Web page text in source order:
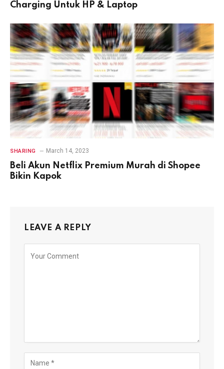
Charging Untuk HP & Laptop
SHARING March 14, 2023
Beli Akun Netflix Premium Murah di Shopee
Bikin Kapok
LEAVE A REPLY